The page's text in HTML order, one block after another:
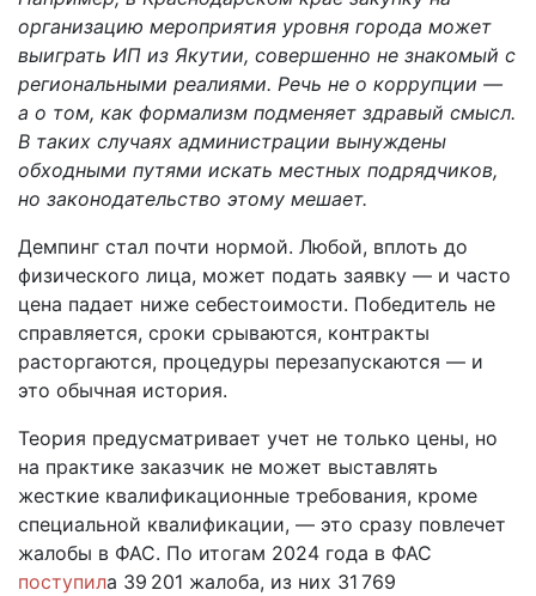
организацию мероприятия уровня города может
выиграть ИП из Якутии, совершенно не знакомый с
региональными реалиями. Речь не о коррупции —
а о том, как формализм подменяет здравый смысл.
В таких случаях администрации вынуждены
обходными путями искать местных подрядчиков,
но законодательство этому мешает.
Демпинг стал почти нормой. Любой, вплоть до
физического лица, может подать заявку — и часто
цена падает ниже себестоимости. Победитель не
справляется, сроки срываются, контракты
расторгаются, процедуры перезапускаются — и
это обычная история.
Теория предусматривает учет не только цены, но
на практике заказчик не может выставлять
жесткие квалификационные требования, кроме
специальной квалификации, — это сразу повлечет
жалобы в ФАС. По итогам 2024 года в ФАС
поступила 39 201 жалоба, из них 31 769